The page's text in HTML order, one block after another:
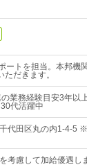
ートを担当。本邦機
だきます。
業務経験目安3年以
代活躍中
代田区丸の内1-4-5
考慮して加給優遇